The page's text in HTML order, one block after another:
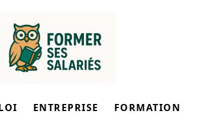
ENTREPRISE FORMATION